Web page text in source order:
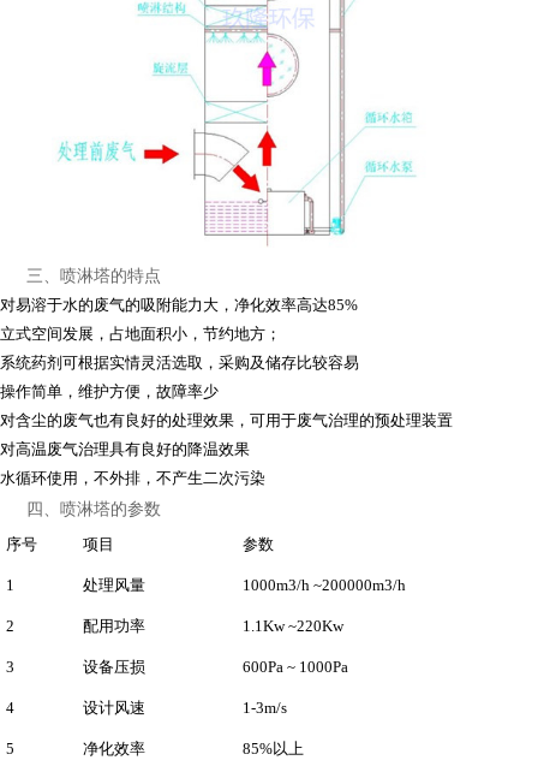
三、喷淋塔的特点
对易溶于水的废气的吸附能力大，净化效率高达85%
立式空间发展，占地面积小，节约地方；
系统药剂可根据实情灵活选取，采购及储存比较容易
操作简单，维护方便，故障率少
对含尘的废气也有良好的处理效果，可用于废气治理的预处理装置
对高温废气治理具有良好的降温效果
水循环使用，不外排，不产生二次污染
四、喷淋塔的参数
序号 项目 参数
1 处理风量 1000m3/h ~200000m3/h
2 配用功率 1.1Kw ~220Kw
3 设备压损 600Pa ~ 1000Pa
4 设计风速 1-3m/s
5 净化效率 85%以上